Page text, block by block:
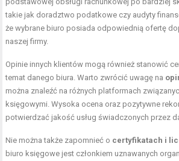
takie jak doradztwo podatkowe czy audyty
że wybrane biuro posiada odpowiednią ofertę
naszej firmy.
Opinie innych klientów mogą również stanowić
temat danego biura. Warto zwrócić uwagę na
można znaleźć na różnych platformach
księgowymi. Wysoka ocena oraz pozytywne
potwierdzać jakość usług świadczonych przez
Nie można także zapomnieć o certyfikatach i
biuro księgowe jest członkiem uznawanych